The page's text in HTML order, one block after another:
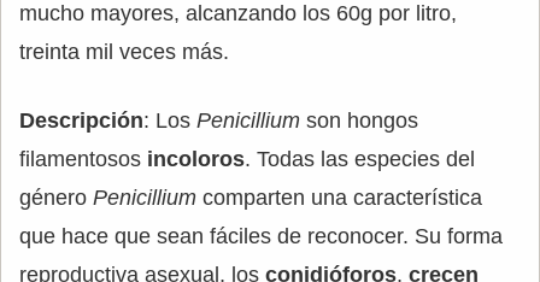
mucho mayores, alcanzando los 60g por litro,
treinta mil veces más.
Descripción: Los Penicillium son hongos
filamentosos incoloros. Todas las especies del
género Penicillium comparten una característica
que hace que sean fáciles de reconocer. Su forma
reproductiva asexual, los conidióforos, crecen